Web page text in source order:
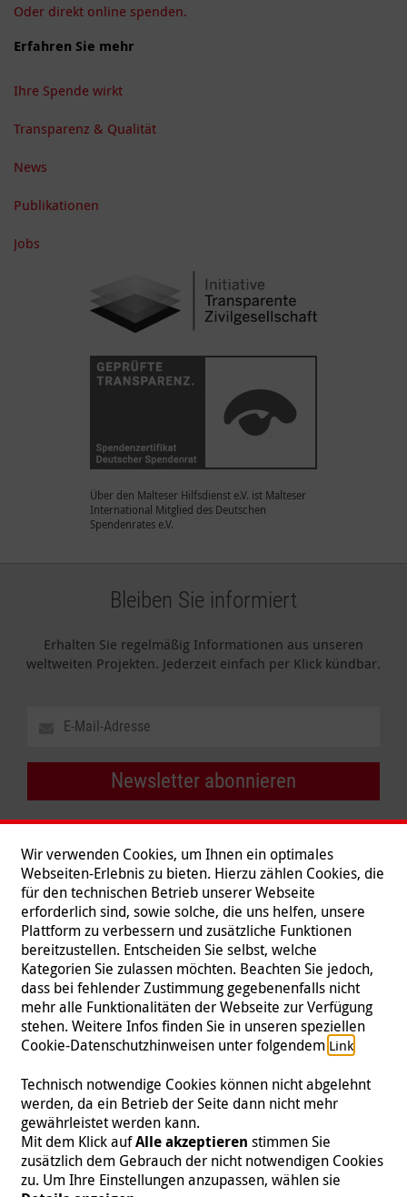
Oder direkt online spenden.
Erfahren Sie mehr
Ihre Spende wirkt
Transparenz & Qualität
News
Publikationen
Jobs
Über den Malteser Hilfsdienst e.V. ist Malteser
International Mitglied des Deutschen
Spendenrates e.V.
Bleiben Sie informiert
Erhalten Sie regelmäßig Informationen aus unseren
weltweiten Projekten. Jederzeit einfach per Klick kündbar.
Newsletter abonnieren
Folgen Sie uns
Impressum | Datenschutz | Kontakt | Presse
© 2026 Malteser International
Wir verwenden Cookies, um Ihnen ein optimales
Webseiten-Erlebnis zu bieten. Hierzu zählen Cookies, die
für den technischen Betrieb unserer Webseite
erforderlich sind, sowie solche, die uns helfen, unsere
Plattform zu verbessern und zusätzliche Funktionen
bereitzustellen. Entscheiden Sie selbst, welche
Kategorien Sie zulassen möchten. Beachten Sie jedoch,
dass bei fehlender Zustimmung gegebenenfalls nicht
mehr alle Funktionalitäten der Webseite zur Verfügung
stehen. Weitere Infos finden Sie in unseren speziellen
Cookie-Datenschutzhinweisen unter folgendem Link.
Technisch notwendige Cookies können nicht abgelehnt
werden, da ein Betrieb der Seite dann nicht mehr
gewährleistet werden kann.
Mit dem Klick aufAlle akzeptieren stimmen Sie
zusätzlich dem Gebrauch der nicht notwendigen Cookies
zu. Um Ihre Einstellungen anzupassen, wählen sie